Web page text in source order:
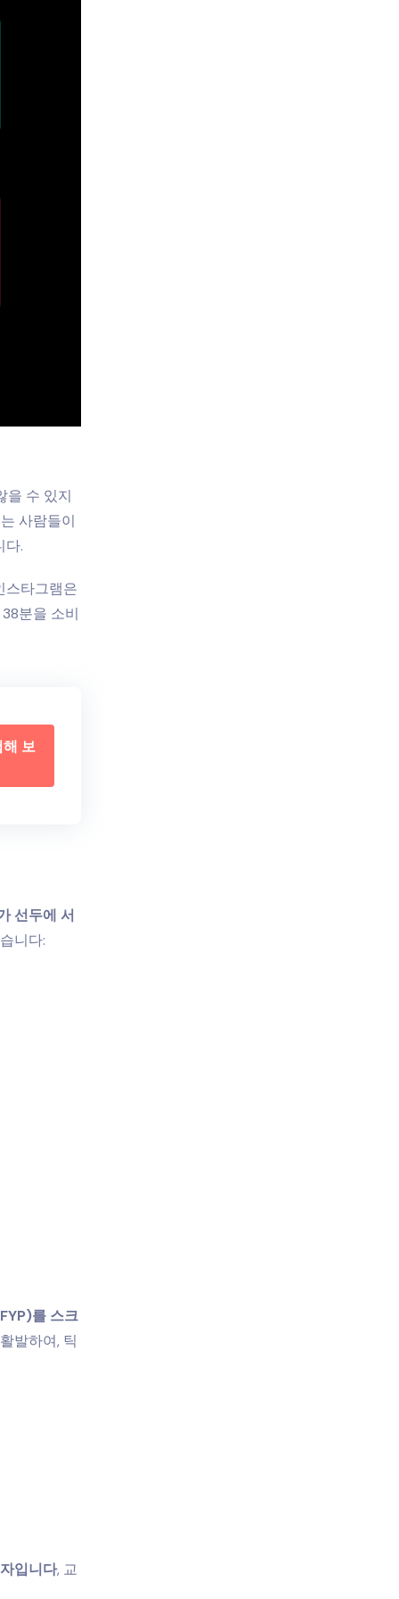
을 수 있지
사람들이
다.
스타그램은
분을 소비
보
선두에 서
니다:
를 스크
발하여, 틱
입니다, 교